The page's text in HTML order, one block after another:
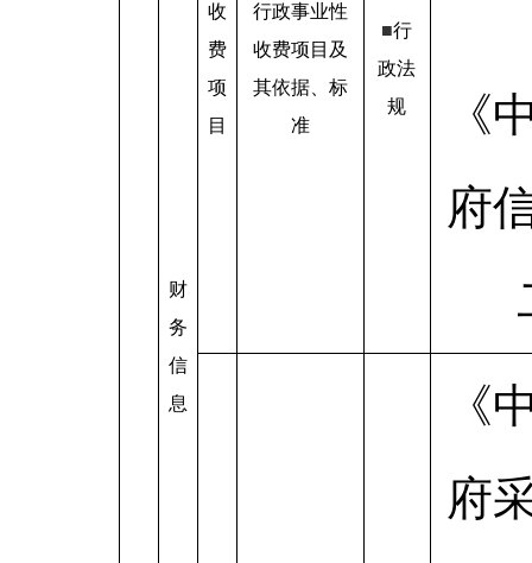
财
务
信
息
收
费
项
目
行政事业性
收费项目及
其依据、标
准
■行
政法
规
《
府
《
府